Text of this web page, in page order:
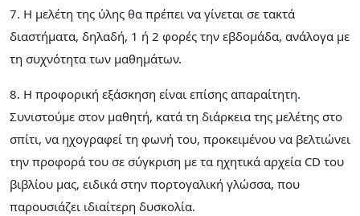
7. Η μελέτη της ύλης θα πρέπει να γίνεται σε τακτά
διαστήματα, δηλαδή, 1 ή 2 φορές την εβδομάδα, ανάλογα με
τη συχνότητα των μαθημάτων.
8. Η προφορική εξάσκηση είναι επίσης απαραίτητη.
Συνιστούμε στον μαθητή, κατά τη διάρκεια της μελέτης στο
σπίτι, να ηχογραφεί τη φωνή του, προκειμένου να βελτιώνει
την προφορά του σε σύγκριση με τα ηχητικά αρχεία CD του
βιβλίου μας, ειδικά στην πορτογαλική γλώσσα, που
παρουσιάζει ιδιαίτερη δυσκολία.